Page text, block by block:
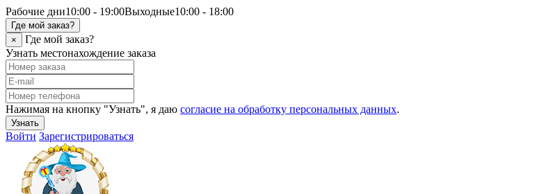
Рабочие дни10:00 - 19:00Выходные10:00 - 18:00
Где мой заказ?
×
Где мой заказ?
Узнать местонахождение заказа
Нажимая на кнопку "Узнать", я даю согласие на обработку персональных данных.
Узнать
Войти Зарегистрироваться